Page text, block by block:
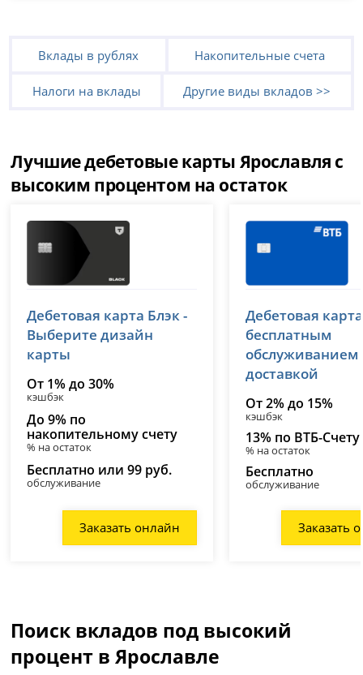
Вклады в рублях Накопительные счета
Налоги на вклады Другие виды вкладов >>
Лучшие дебетовые карты Ярославля с
высоким процентом на остаток
лицензия № 2673
Дебетовая карта Блэк -
Выберите дизайн
карты
От 1% до 30%
кэшбэк
До 9% по
накопительному счету
% на остаток
Бесплатно или 99 руб.
обслуживание
Заказать онлайн
лицензия № 1000
Дебетовая
бесплатным
обслуживанием
доставкой
От 2% до 15%
кэшбэк
13% по ВТБ-Счету
% на остаток
Бесплатно
обслуживание
Заказать
Поиск вкладов под высокий
процент в Ярославле